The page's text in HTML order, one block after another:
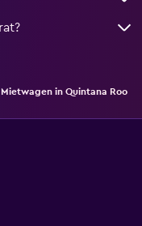
Mietwagen in Quintana Roo